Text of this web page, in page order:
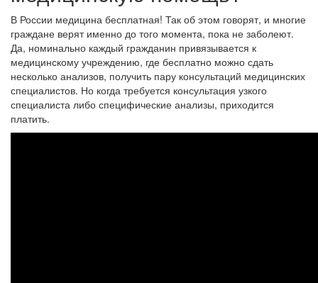
В России медицина бесплатная! Так об этом говорят, и многие
граждане верят именно до того момента, пока не заболеют.
Да, номинально каждый гражданин привязывается к
медицинскому учреждению, где бесплатно можно сдать
несколько анализов, получить пару консультаций медицинских
специалистов. Но когда требуется консультация узкого
специалиста либо специфические анализы, приходится
платить.